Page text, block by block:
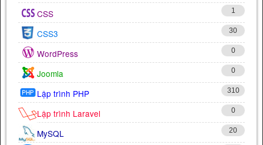
CSS 1
CSS3 30
WordPress 0
Joomla 0
Lập trình PHP 310
Lập trình Laravel 0
MySQL 20